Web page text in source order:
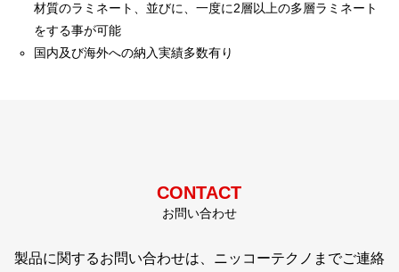
材質のラミネート、並びに、一度に2層以上の多層ラミネート
をする事が可能
国内及び海外への納入実績多数有り
CONTACT
お問い合わせ
製品に関するお問い合わせは、ニッコーテクノまでご連絡